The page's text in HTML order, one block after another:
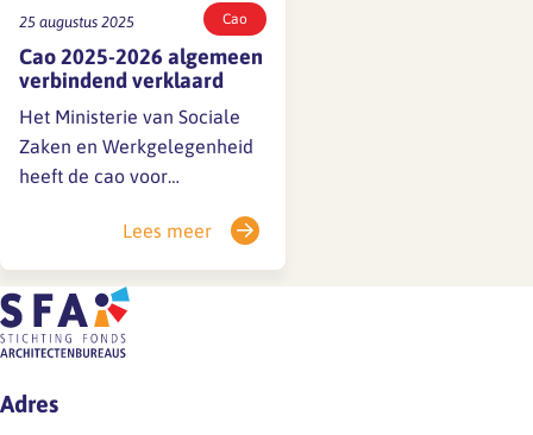
25 augustus 2025 Cao
Cao 2025-2026 algemeen
verbindend verklaard
Het Ministerie van Sociale
Zaken en Werkgelegenheid
heeft de cao voor
algemeen verbindend
verklaard (AVV). Door deze
AVV zijn de afspraken uit de
cao vanaf 1 januari 2025 tot
en met 1 juli 2026 bindend
werknemers in de
Lees meer
Adres